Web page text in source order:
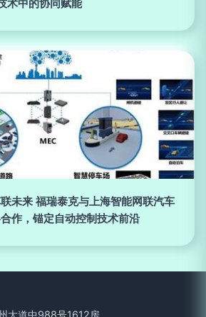
术中的协同赋能
未来 福瑞泰克与上海智能网联汽车
作，锚定自动控制技术前沿
大道中988号1612房